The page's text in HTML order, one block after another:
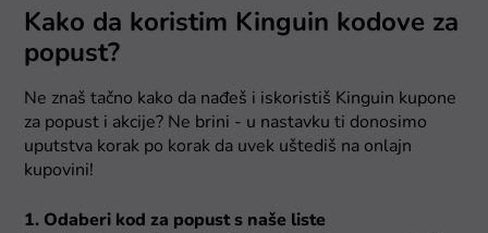
Kako da koristim Kinguin kodove za
popust?
Ne znaš tačno kako da nađeš i iskoristiš Kinguin kupone
za popust i akcije? Ne brini - u nastavku ti donosimo
uputstva korak po korak da uvek uštediš na onlajn
kupovini!
1. Odaberi kod za popust s naše liste